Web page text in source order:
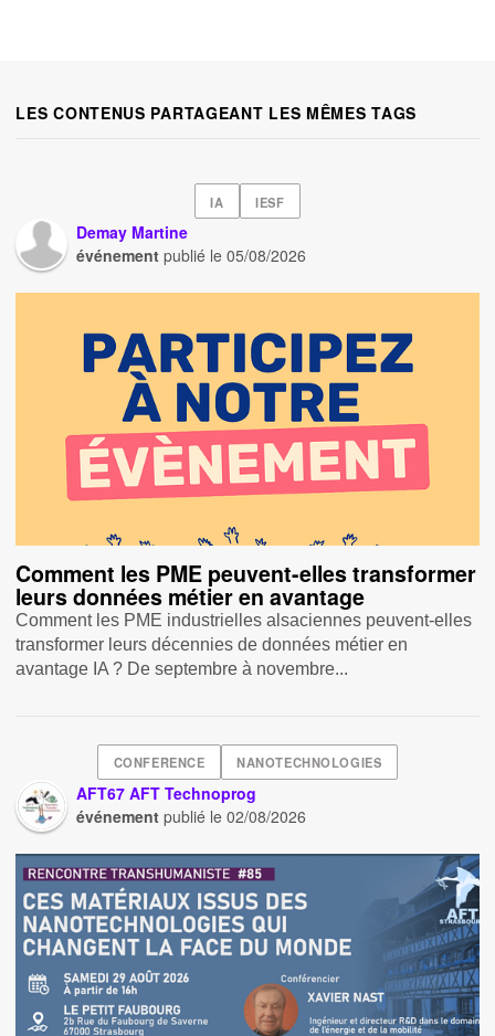
LES CONTENUS PARTAGEANT LES MÊMES TAGS
IA IESF
Demay Martine
événement publié le05/08/2026
Comment les PME peuvent-elles transformer
leurs données métier en avantage
Comment les PME industrielles alsaciennes peuvent-elles
transformer leurs décennies de données métier en
avantage IA ? De septembre à novembre...
CONFERENCE NANOTECHNOLOGIES
AFT67 AFT Technoprog
événement publié le02/08/2026